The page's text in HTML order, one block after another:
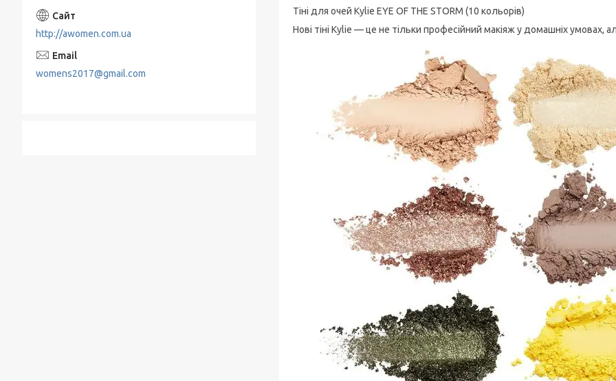
Тіні для очей Kylie EYE OF THE STORM (10 кольорів)
Нові тіні Kylie — це не тільки професійний макіяж у домашніх умовах,
http://awomen.com.ua
womens2017@gmail.com